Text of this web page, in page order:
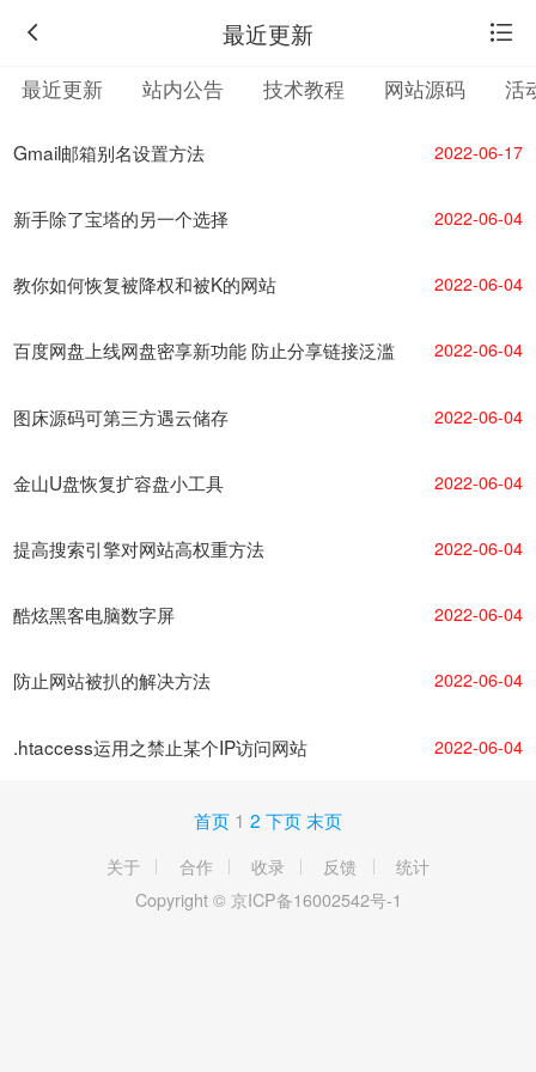
最近更新
最近更新 站内公告 技术教程 网站源码 活
Gmail邮箱别名设置方法 2022-06-17
新手除了宝塔的另一个选择 2022-06-04
教你如何恢复被降权和被K的网站 2022-06-04
百度网盘上线网盘密享新功能 防止分享链接泛滥 2022-06-04
图床源码可第三方遇云储存 2022-06-04
金山U盘恢复扩容盘小工具 2022-06-04
提高搜索引擎对网站高权重方法 2022-06-04
酷炫黑客电脑数字屏 2022-06-04
防止网站被扒的解决方法 2022-06-04
.htaccess运用之禁止某个IP访问网站 2022-06-04
首页 1 2 下页 末页
关于 合作 收录 反馈
统计
Copyright © 京ICP备16002542号-1
返
旧
版